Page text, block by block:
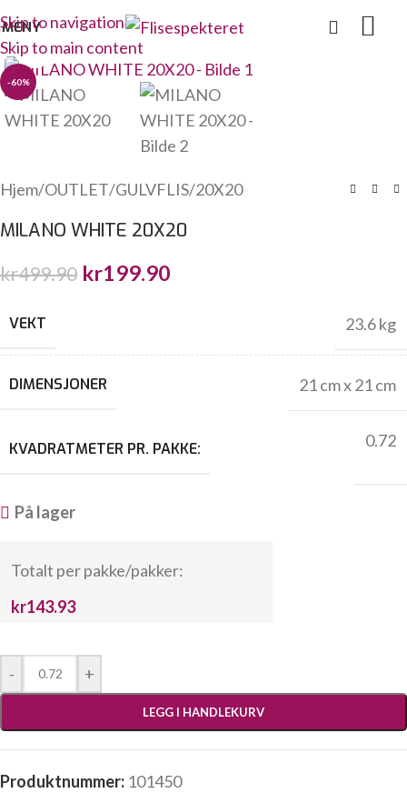
Skip to navigation
Skip to main content
MENY
-60%
Click to enlarge
Hjem/OUTLET/GULVFLIS/20X20
MILANO WHITE 20X20
kr499.90 kr199.90
VEKT 23.6 kg
DIMENSJONER 21 cm x 21 cm
KVADRATMETER PR. PAKKE: 0.72
På lager
Totalt per pakke/pakker:
kr143.93
- +
LEGG I HANDLEKURV
Produktnummer: 101450